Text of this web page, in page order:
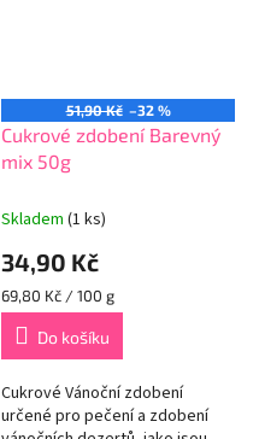
51,90 Kč –32 %
Cukrové zdobení Barevný
mix 50g
Skladem (1 ks)
34,90 Kč
Měrná
cena:
69,80 Kč / 100 g
Do košíku
Cukrové Vánoční zdobení
určené pro pečení a zdobení